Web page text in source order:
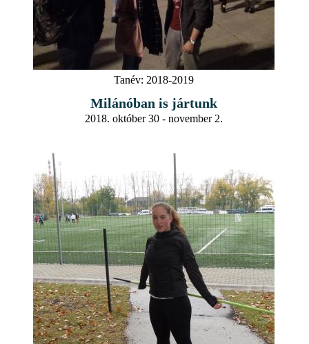
Tanév: 2018-2019
Milánóban is jártunk
2018. október 30 - november 2.